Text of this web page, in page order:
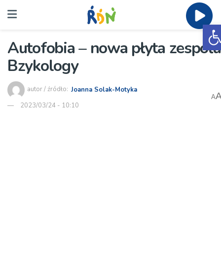
Autofobia – nowa płyta zespołu
Bzykology
autor / źródło: Joanna Solak-Motyka
2023/03/24 - 10:10
A